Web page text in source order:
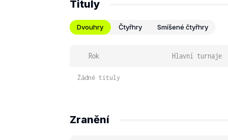
Tituly
Dvouhry Čtyřhry Smíšené čtyřhry
Rok Hlavní turnaje
Žádné tituly
Zranění